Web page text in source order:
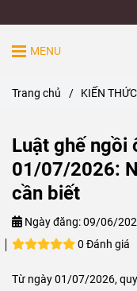
MENU
Trang chủ / KIẾN THỨC
Luật ghế ngồi
01/07/2026:
cần biết
Ngày đăng:09/06/
0 Đánh giá
Từ ngày 01/07/2026,